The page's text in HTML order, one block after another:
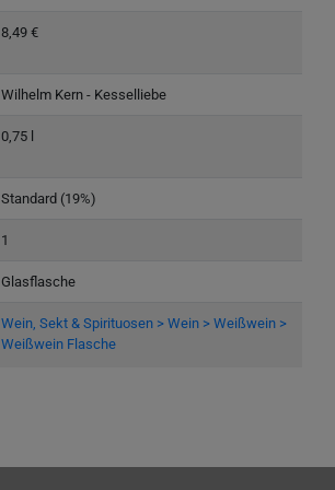
8,49 €
Wilhelm Kern - Kesselliebe
0,75 l
Standard (19%)
1
Glasflasche
Wein, Sekt & Spirituosen > Wein > Weißwein >
Weißwein Flasche